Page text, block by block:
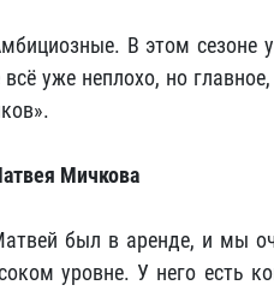
В этом
уже неплохо, но
Мичкова
был в аренде, и мы
уровне. У него есть